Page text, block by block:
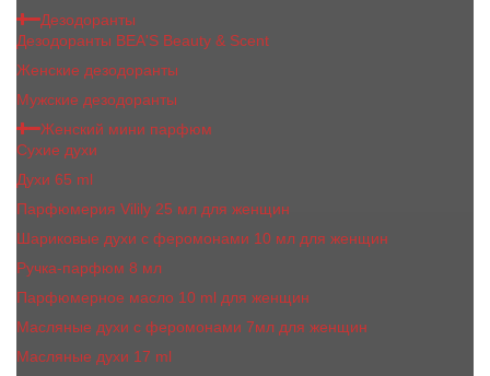
Дезодоранты
Дезодоранты BEA'S Beauty & Scent
Женские дезодоранты
Мужские дезодоранты
Женский мини парфюм
Сухие духи
Духи 65 ml
Парфюмерия Vilily 25 мл для женщин
Шариковые духи с феромонами 10 мл для женщин
Ручка-парфюм 8 мл
Парфюмерное масло 10 ml для женщин
Масляные духи c феромонами 7мл для женщин
Масляные духи 17 ml